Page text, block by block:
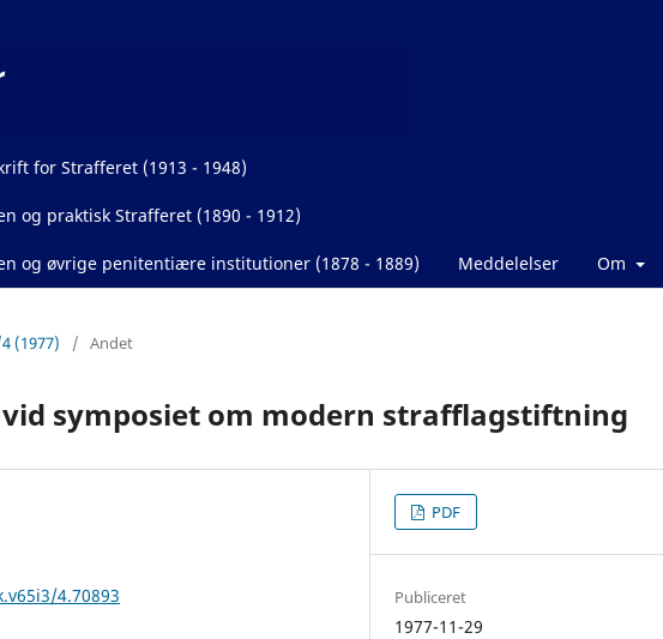
for Strafferet (1913 - 1948)
og praktisk Strafferet (1890 - 1912)
og øvrige penitentiære institutioner (1878 - 1889) Meddelelser Om
(1977) / Andet
symposiet om modern strafflagstiftning
4.70893
PDF
Publiceret
1977-11-29